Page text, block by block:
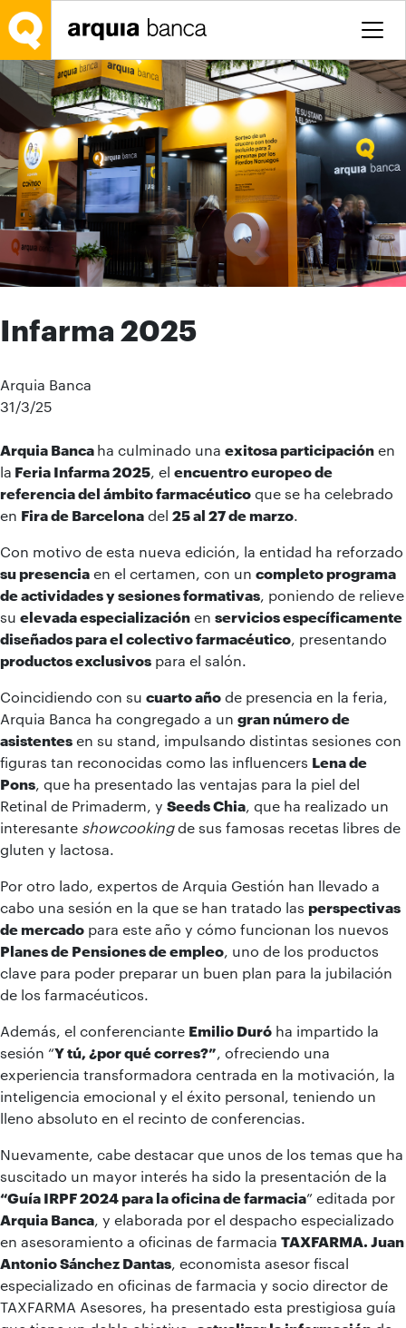
Saltar al contenido principal
Infarma 2025
Arquia Banca
31/3/25
Arquia Banca ha culminado una exitosa participación en
la Feria Infarma 2025 , el encuentro europeo de
referencia del ámbito farmacéutico que se ha celebrado
en Fira de Barcelona del 25 al 27 de marzo
Con motivo de esta nueva edición, la entidad ha reforzado
su presencia en el certamen, con un completo programa
de actividades y sesiones formativas , poniendo de relieve
su elevada especialización en servicios específicamente
diseñados para el colectivo farmacéutico , presentando
productos exclusivos para el salón.
Coincidiendo con su cuarto año de presencia en la feria,
Arquia Banca ha congregado a un gran número de
asistentes en su stand, impulsando distintas sesiones con
figuras tan reconocidas como las influencers Lena de
Pons , que ha presentado las ventajas para la piel del
Retinal de Primaderm, y Seeds Chia , que ha realizado un
interesante showcookingde sus famosas recetas libres de
gluten y lactosa.
Por otro lado, expertos de Arquia Gestión han llevado a
cabo una sesión en la que se han tratado las perspectivas
de mercado para este año y cómo funcionan los nuevos
Planes de Pensiones de empleo , uno de los productos
clave para poder preparar un buen plan para la jubilación
de los farmacéuticos.
Además, el conferenciante Emilio Duró ha impartido la
sesión “Y tú, ¿por qué corres?” , ofreciendo una
experiencia transformadora centrada en la motivación, la
inteligencia emocional y el éxito personal, teniendo un
lleno absoluto en el recinto de conferencias.
Nuevamente, cabe destacar que unos de los temas que ha
suscitado un mayor interés ha sido la presentación de la
“Guía IRPF 2024 para la oficina de farmacia” editada por
Arquia Banca , y elaborada por el despacho especializado
en asesoramiento a oficinas de farmacia TAXFARMA. Juan
Antonio Sánchez Dantas , economista asesor fiscal
especializado en oficinas de farmacia y socio director de
TAXFARMA Asesores, ha presentado esta prestigiosa guía